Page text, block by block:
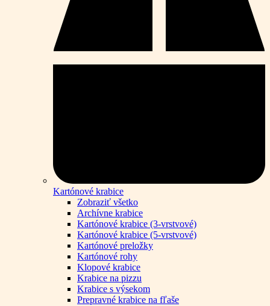
Kartónové krabice
Zobraziť všetko
Archívne krabice
Kartónové krabice (3-vrstvové)
Kartónové krabice (5-vrstvové)
Kartónové preložky
Kartónové rohy
Klopové krabice
Krabice na pizzu
Krabice s výsekom
Prepravné krabice na fľaše